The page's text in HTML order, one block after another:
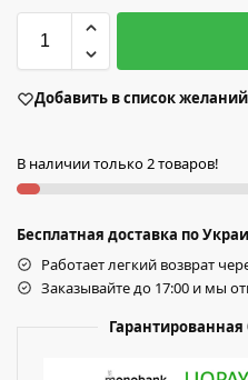
Добавить в список желаний
В наличии только 2 товаров!
Бесплатная доставка по
Работает легкий возврат
Заказывайте до 17:00 и мы
Гарантированная